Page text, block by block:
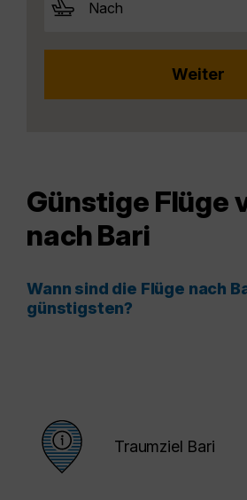
Günstige Flüge
nach Bari
Wann sind die Flüge nach
günstigsten?
Traumziel Bari